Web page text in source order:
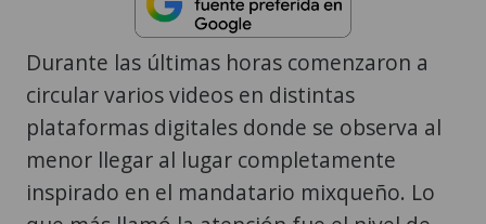
Durante las últimas horas comenzaron a
circular varios videos en distintas
plataformas digitales donde se observa al
menor llegar al lugar completamente
inspirado en el mandatario mixqueño. Lo